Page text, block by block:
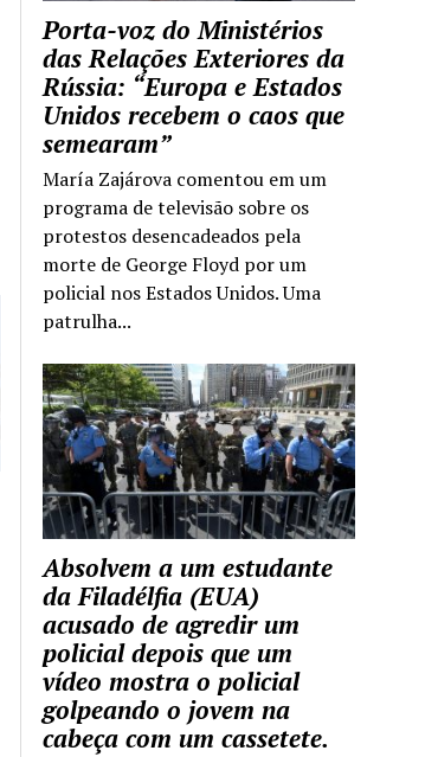
Porta-voz do Ministérios
das Relações Exteriores da
Rússia: “Europa e Estados
Unidos recebem o caos que
semearam”
María Zajárova comentou em um
programa de televisão sobre os
protestos desencadeados pela
morte de George Floyd por um
policial nos Estados Unidos. Uma
patrulha...
Absolvem a um estudante
da Filadélfia (EUA)
acusado de agredir um
policial depois que um
vídeo mostra o policial
golpeando o jovem na
cabeça com um cassetete.